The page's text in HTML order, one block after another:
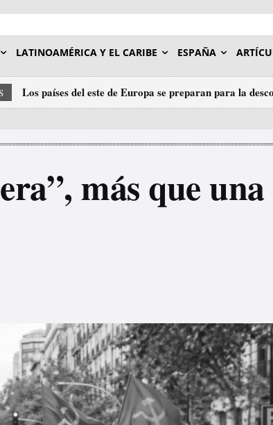
LATINOAMÉRICA Y EL CARIBE ESPAÑA
Los países del este de Europa se preparan para la
«Podríamos retirar a todos nuestros soldados»:
más que